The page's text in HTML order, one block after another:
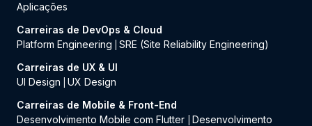
Aplicações
Carreiras de DevOps & Cloud
Platform Engineering
SRE (Site Reliability Engineering)
Carreiras de UX & UI
UI Design
UX Design
Carreiras de Mobile & Front-End
Desenvolvimento Mobile com Flutter
Desenvolvimento